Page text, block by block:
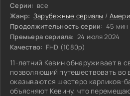
Серии: все
Жанр: Зарубежные сериалы /
Продолжительность серии: 45 мин
Премьера сериала: 24 июля 2024
Качество: FHD (1080p)
11-летний Кевин обнаруживает в
позволяющий путешествовать во
оказываются шестеро карликов-
объясняют Кевину, что